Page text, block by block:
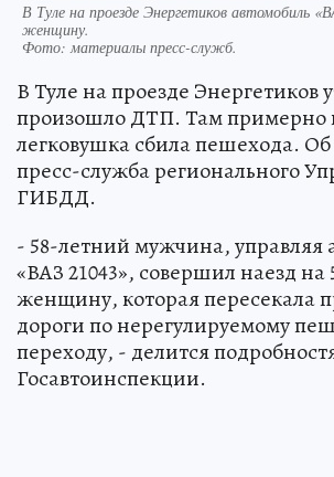
В Туле на проезде Энергетиков автомобиль
женщину.
Фото:материалы пресс-служб.
В Туле на проезде Энергетиков
произошло ДТП. Там примерно
легковушка сбила пешехода.
пресс-служба регионального
ГИБДД.
- 58-летний мужчина, управляя
«ВАЗ 21043», совершил наезд
женщину, которая пересекала
дороги по нерегулируемому
переходу, - делится
Госавтоинспекции.